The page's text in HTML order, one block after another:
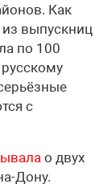
Как
из выпускниц
по 100
с
о двух
Дону.